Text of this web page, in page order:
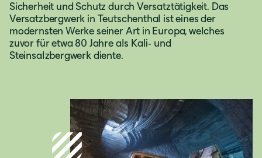
Sicherheit und Schutz durch Versatztätigkeit. Das
Versatzbergwerk in Teutschenthal ist eines der
modernsten Werke seiner Art in Europa, welches
zuvor für etwa 80 Jahre als Kali- und
Steinsalzbergwerk diente.